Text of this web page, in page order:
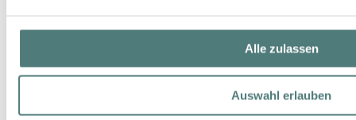
Alle zulassen
Auswahl erlauben
NISHANE